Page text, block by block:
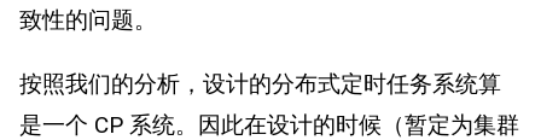
致性的问题。
按照我们的分析，设计的分布式定时任务系统算
是一个 CP 系统。因此在设计的时候（暂定为集群